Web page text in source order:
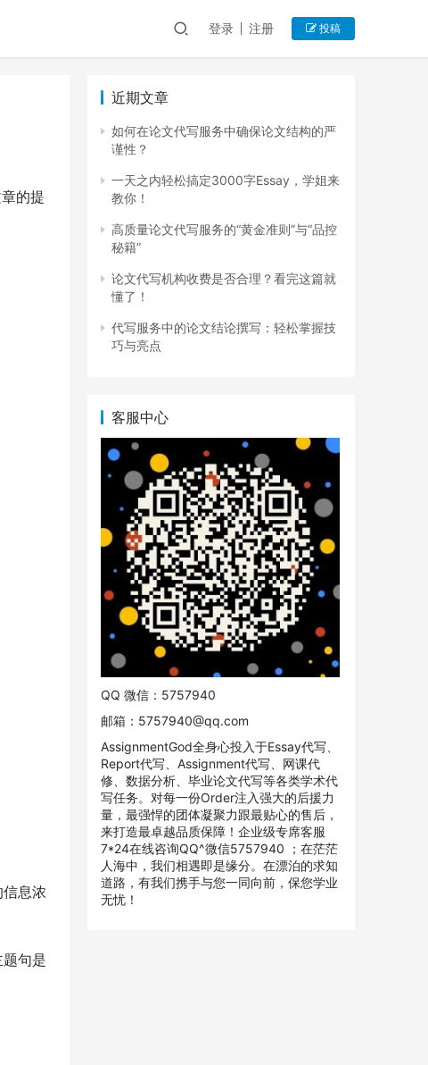
登录 注册 投稿
的提
息浓
句是
近期文章
如何在论文代写服务中确保论文结构的严
谨性？
一天之内轻松搞定3000字Essay，学姐来
教你！
高质量论文代写服务的“黄金准则”与“品控
秘籍”
论文代写机构收费是否合理？看完这篇就
懂了！
代写服务中的论文结论撰写：轻松掌握技
巧与亮点
客服中心
QQ 微信：5757940
邮箱： 5757940@qq.com
AssignmentGod全身心投入于Essay代写、
Report代写、Assignment代写、网课代
修、数据分析、毕业论文代写等各类学术代
写任务。对每一份Order注入强大的后援力
量，最强悍的团体凝聚力跟最贴心的售后，
来打造最卓越品质保障！企业级专席客服
7*24在线咨询QQ^微信5757940 ；在茫茫
人海中，我们相遇即是缘分。在漂泊的求知
道路，有我们携手与您一同向前，保您学业
无忧！